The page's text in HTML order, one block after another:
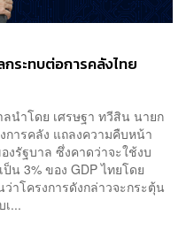
ระทบต่อการคลังไทย
นำโดย เศรษฐา ทวีสิน นายก
การคลัง แถลงความคืบหน้า
องรัฐบาล ซึ่งคาดว่าจะใช้งบ
น 3% ของ GDP ไทยโดย
โครงการดังกล่าวจะกระตุ้น
...